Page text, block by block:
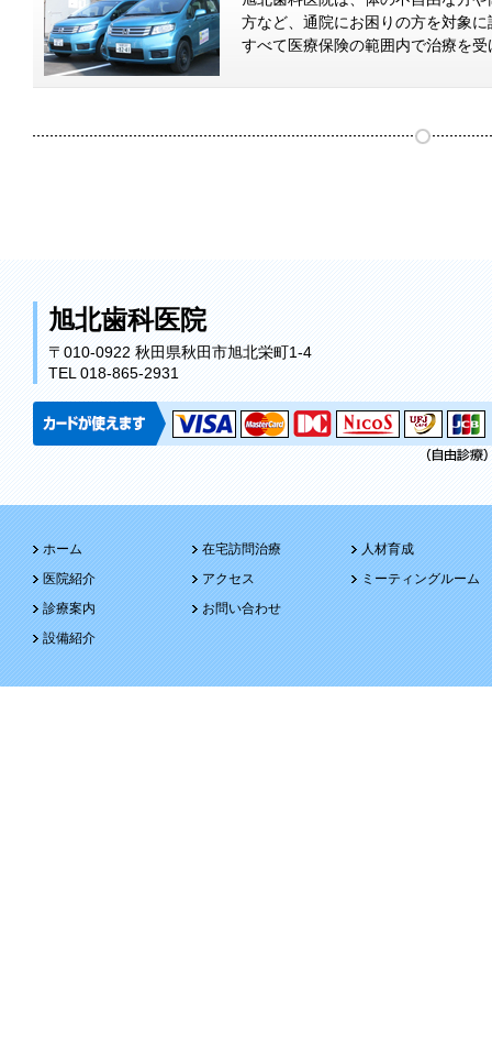
方など、通院にお困りの方を対象
すべて医療保険の範囲内で治療を
旭北歯科医院
〒010-0922 秋田県秋田市旭北栄町1-4
TEL 018-865-2931
ホーム
医院紹介
診療案内
設備紹介
在宅訪問治療
アクセス
お問い合わせ
人材育成
ミーティングルーム